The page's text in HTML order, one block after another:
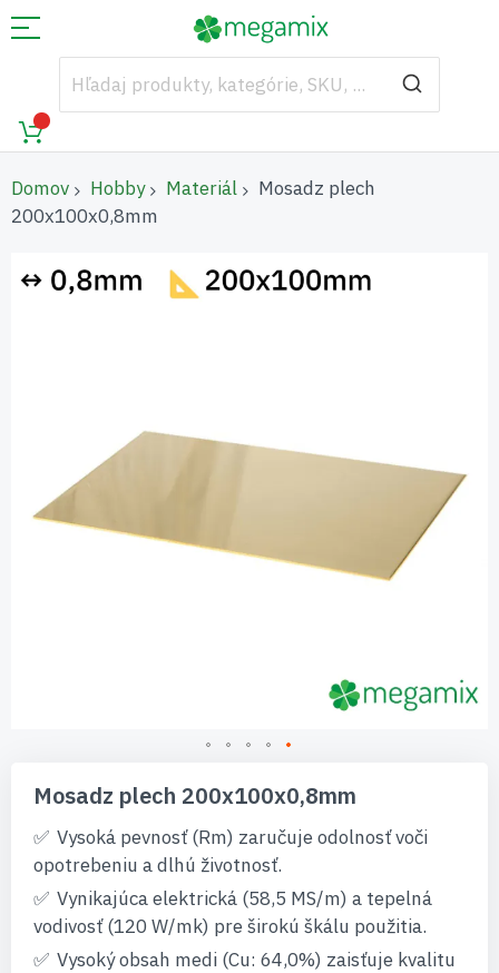
Domov Hobby Materiál
Mosadz plech
200x100x0,8mm
na
začiatok
galérie
obrázkov
Mosadz plech 200x100x0,8mm
Vysoká pevnosť (Rm) zaručuje odolnosť voči
opotrebeniu a dlhú životnosť.
Vynikajúca elektrická (58,5 MS/m) a tepelná
vodivosť (120 W/mk) pre širokú škálu použitia.
Vysoký obsah medi (Cu: 64,0%) zaisťuje kvalitu